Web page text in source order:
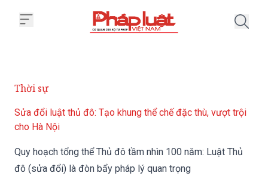
Thời sự
Sửa đổi luật thủ đô: Tạo khung thể chế đặc thù, vượt trội
cho Hà Nội